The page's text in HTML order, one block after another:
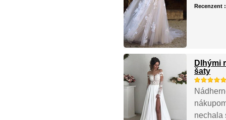
Recenzent
Dlhými
šaty
nechala